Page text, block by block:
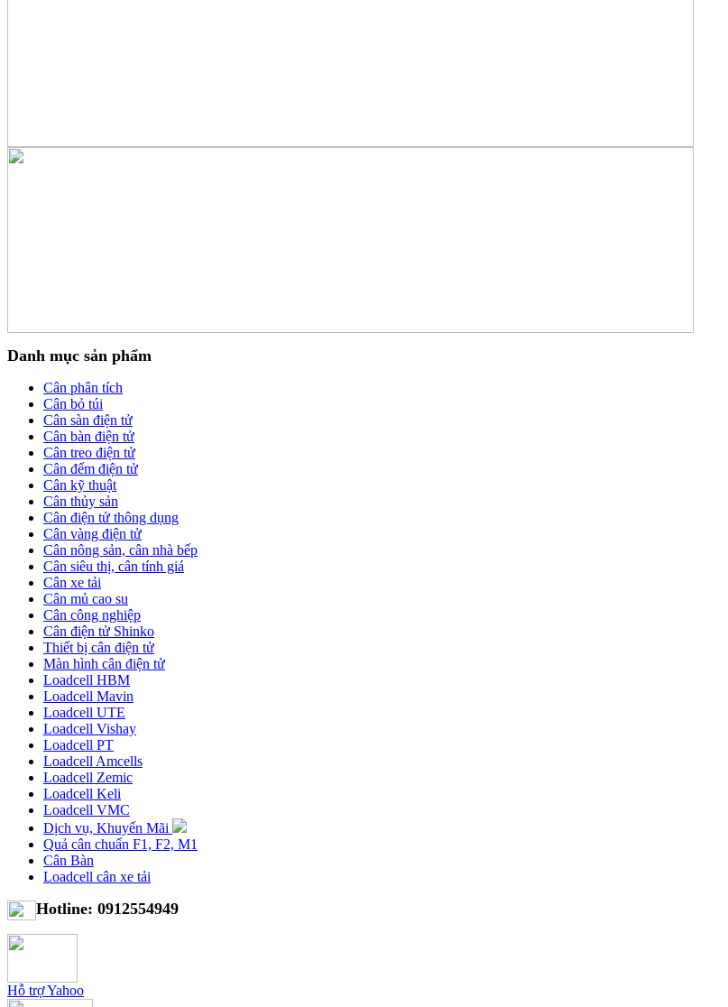
Danh mục sản phẩm
Cân phân tích
Cân bỏ túi
Cân sàn điện tử
Cân bàn điện tử
Cân treo điện tử
Cân đếm điện tử
Cân kỹ thuật
Cân thủy sản
Cân điện tử thông dụng
Cân vàng điện tử
Cân nông sản, cân nhà bếp
Cân siêu thị, cân tính giá
Cân xe tải
Cân mủ cao su
Cân công nghiệp
Cân điện tử Shinko
Thiết bị cân điện tử
Màn hình cân điện tử
Loadcell HBM
Loadcell Mavin
Loadcell UTE
Loadcell Vishay
Loadcell PT
Loadcell Amcells
Loadcell Zemic
Loadcell Keli
Loadcell VMC
Dịch vụ, Khuyến Mãi
Quả cân chuẩn F1, F2, M1
Cân Bàn
Loadcell cân xe tải
Hotline: 0912554949
Hỗ trợ Yahoo